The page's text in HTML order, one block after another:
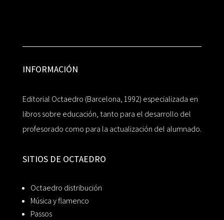
INFORMACIÓN
Editorial Octaedro (Barcelona, 1992) especializada en
libros sobre educación, tanto para el desarrollo del
profesorado como para la actualización del alumnado.
SITIOS DE OCTAEDRO
Octaedro distribución
Música y flamenco
Passos